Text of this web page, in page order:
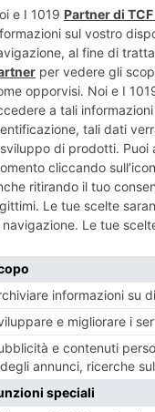
nascita di una
soprattutto la
basata sulla
personalmente i
anche
si